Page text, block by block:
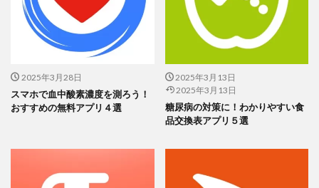
で、時間の大切さを改めて実感させてくれる機能がポイントで
自分のライフタイムを目に見える形で表示
「残り時間」が減っていく様子で危機感を
日常の目標設定やタスク管理のモチベーシ
2025年3月28日
スマホで血中酸素濃度を測ろう！
おすすめの無料アプリ４選
2025年3月13日
2025年3月13日
糖尿病の対策に！わかりやすい食
品交換表アプリ５選